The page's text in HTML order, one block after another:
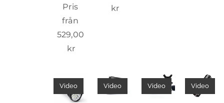
friluftsl
iv. ✔️
Pris
från
529,00
kr
kr
Video Video Video Video